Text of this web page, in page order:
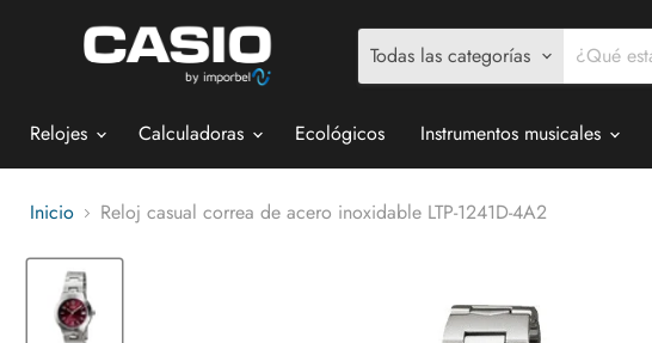
Todas las categorías
Relojes
Calculadoras Ecológicos Instrumentos musicales
Inicio Reloj casual correa de acero inoxidable LTP-1241D-4A2